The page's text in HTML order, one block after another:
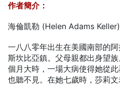
作者簡介：
海倫凱勒 (Helen Adams Keller)
一八八零年出生在美國南部的
斯坎比亞鎮。父母親都出身望
個月大時，一場大病使得她從
也聽不見。在她七歲時，莎莉